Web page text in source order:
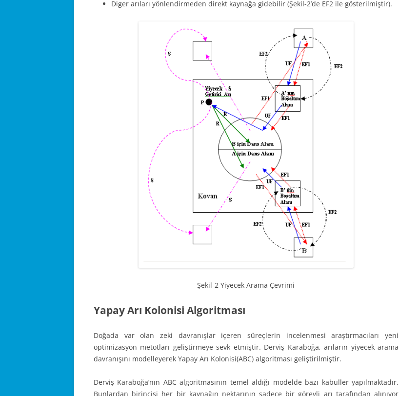
Diger arıları yönlendirmeden direkt kaynağa gidebilir (Şekil-2’de EF2 ile gösterilmiştir).
Şekil-2 Yiyecek Arama Çevrimi
Yapay Arı Kolonisi Algoritması
Doğada var olan zeki davranışlar içeren süreçlerin incelenmesi araştırmacıları yeni
optimizasyon metotları geliştirmeye sevk etmiştir. Derviş Karaboğa, arıların yiyecek arama
davranışını modelleyerek Yapay Arı Kolonisi(ABC) algoritması geliştirilmiştir.
Derviş Karaboğa’nın ABC algoritmasının temel aldığı modelde bazı kabuller yapılmaktadır.
Bunlardan birincisi her bir kaynağın nektarının sadece bir görevli arı tarafından alınıyor